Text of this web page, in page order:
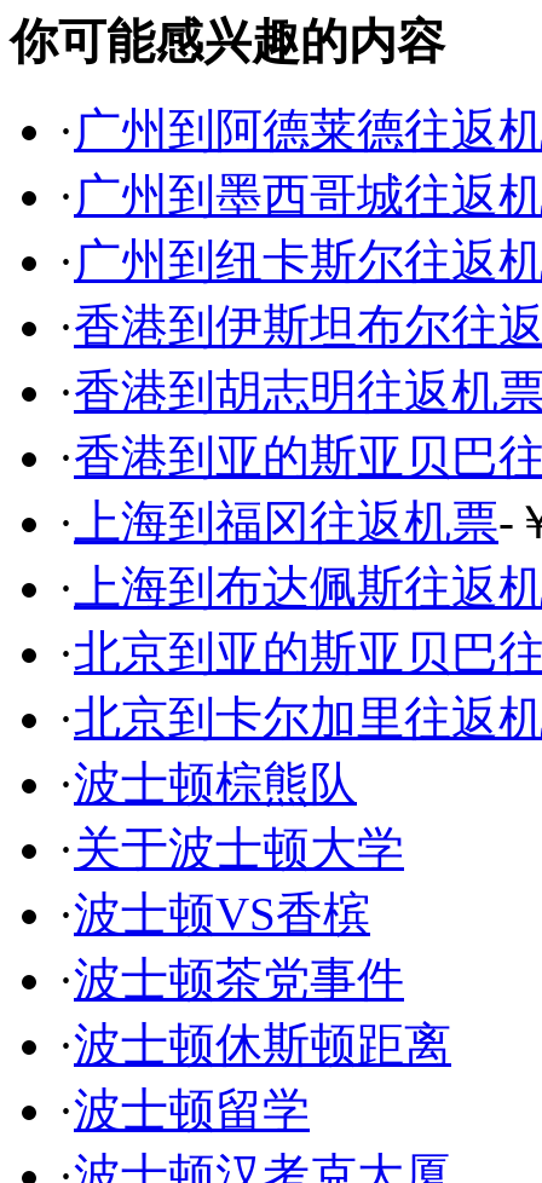
你可能感兴趣的内容
·广州到阿德莱德往返
·广州到墨西哥城往返
·广州到纽卡斯尔往返
·香港到伊斯坦布尔往
·香港到胡志明往返机
·香港到亚的斯亚贝巴
· 上海到福冈往返机票-
· 上海到布达佩斯往返
·北京到亚的斯亚贝巴
·北京到卡尔加里往返
·波士顿棕熊队
·关于波士顿大学
·波士顿VS香槟
·波士顿茶党事件
·波士顿休斯顿距离
·波士顿留学